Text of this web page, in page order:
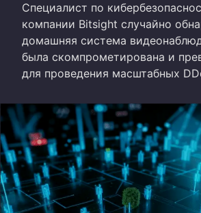
Специалист по
компании Bitsight случайно
домашняя система
была скомпрометирована и
для проведения масштабных